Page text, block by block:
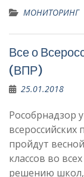
МОНИТОРИНГ
Все о
(ВПР)
25.01.2018
Рособрнадзор
пройдут
классов во
решению школ,